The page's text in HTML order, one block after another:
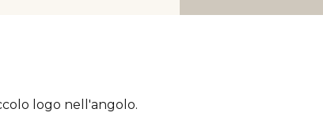
logo nell'angolo.